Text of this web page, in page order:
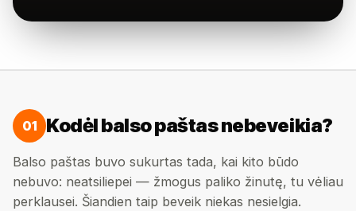
01 Kodėl balso paštas nebeveikia?
Balso paštas buvo sukurtas tada, kai kito būdo
nebuvo: neatsiliepei — žmogus paliko žinutę, tu vėliau
perklausei. Šiandien taip beveik niekas nesielgia.